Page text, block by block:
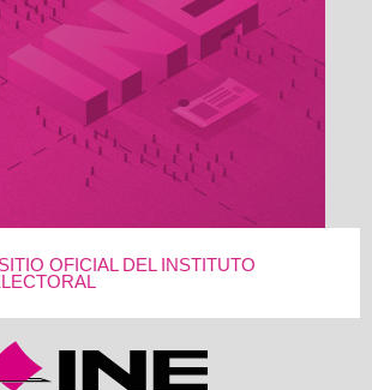
OFICIAL DEL INSTITUTO